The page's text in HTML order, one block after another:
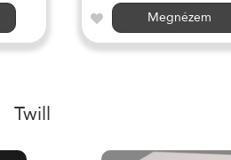
Megnézem
Twill